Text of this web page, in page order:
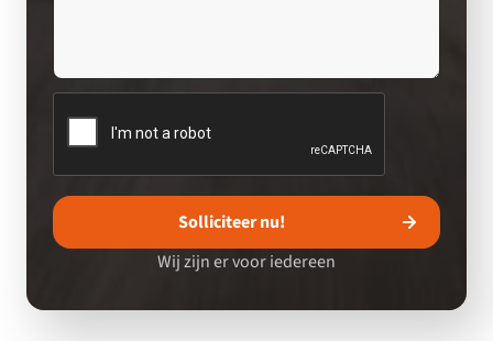
Solliciteer nu!
Wij zijn er voor iedereen